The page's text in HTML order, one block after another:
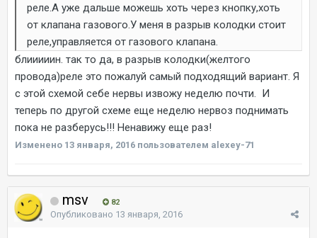
реле.А уже дальше можешь хоть через кнопку,хоть
от клапана газового.У меня в разрыв колодки стоит
реле,управляется от газового клапана.
блииииин. так то да, в разрыв колодки(желтого
провода)реле это пожалуй самый подходящий вариант. Я
с этой схемой себе нервы извожу неделю почти. И
теперь по другой схеме еще неделю нервоз поднимать
пока не разберусь!!! Ненавижу еще раз!
Изменено 13 января, 2016 пользователем alexey-71
msv 82
Опубликовано 13 января, 2016